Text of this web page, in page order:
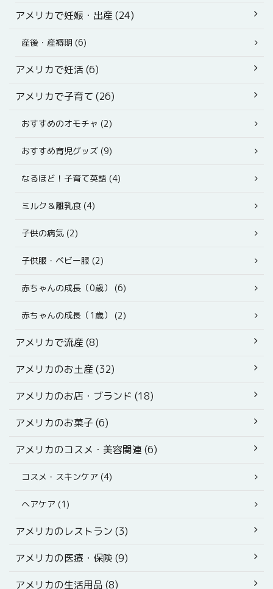
アメリカで妊娠・出産 (24)
産後・産褥期 (6)
アメリカで妊活 (6)
アメリカで子育て (26)
おすすめのオモチャ (2)
おすすめ育児グッズ (9)
なるほど！子育て英語 (4)
ミルク＆離乳食 (4)
子供の病気 (2)
子供服・ベビー服 (2)
赤ちゃんの成長（0歳） (6)
赤ちゃんの成長（1歳） (2)
アメリカで流産 (8)
アメリカのお土産 (32)
アメリカのお店・ブランド (18)
アメリカのお菓子 (6)
アメリカのコスメ・美容関連 (6)
コスメ・スキンケア (4)
ヘアケア (1)
アメリカのレストラン (3)
アメリカの医療・保険 (9)
アメリカの生活用品 (8)